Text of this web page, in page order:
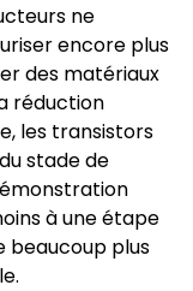
ne
encore plus
des matériaux
réduction
les transistors
stade de
à une étape
beaucoup plus